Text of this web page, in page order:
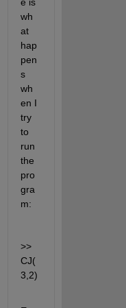
wh
at
hap
pen
s
wh
en I
try
to
run
the
pro
gra
m:
>>
CJ(
3,2)